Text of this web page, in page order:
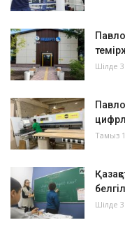
Шілде
Тамыз
Шілде